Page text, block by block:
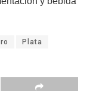
Plata